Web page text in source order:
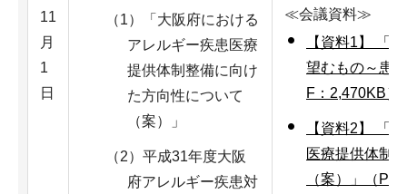
11
月
1
日
（1）「大阪府における
アレルギー疾患医療
提供体制整備に向け
た方向性について
（案）」
（2）平成31年度大阪
府アレルギー疾患対
≪会議資料≫
【資料1】 「
望むもの～患
F：2,470KB）
【資料2】 「
医療提供体制
（案）」（